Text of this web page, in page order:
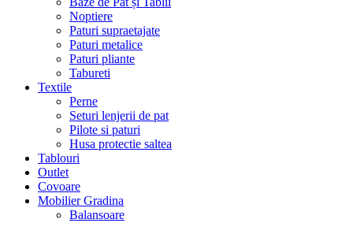
Noptiere
Paturi supraetajate
Paturi metalice
Paturi pliante
Tabureti
Textile
Perne
Seturi lenjerii de pat
Pilote si paturi
Husa protectie saltea
Tablouri
Outlet
Covoare
Mobilier Gradina
Balansoare